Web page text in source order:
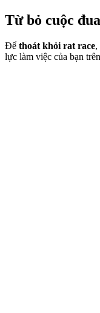
Từ bỏ cuộc
Để thoát khỏi rat race,
lực làm việc của bạn